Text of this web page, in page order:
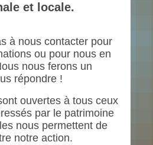
et locale.
à nous contacter pour
ou pour nous en
nous ferons un
répondre !
ouvertes à tous ceux
par le patrimoine
nous permettent de
notre action.